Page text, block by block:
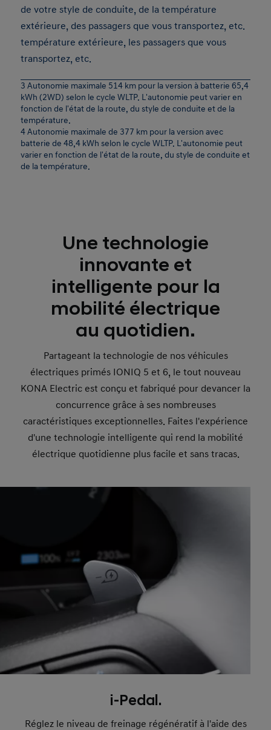
de votre style de conduite, de la température
extérieure, des passagers que vous transportez, etc.
température extérieure, les passagers que vous
transportez, etc.
3 Autonomie maximale 514 km pour la version à batterie 65,4
kWh (2WD) selon le cycle WLTP. L'autonomie peut varier en
fonction de l'état de la route, du style de conduite et de la
température.
4 Autonomie maximale de 377 km pour la version avec
batterie de 48,4 kWh selon le cycle WLTP. L'autonomie peut
varier en fonction de l'état de la route, du style de conduite et
de la température.
Une technologie
innovante et
intelligente pour la
mobilité électrique
au quotidien.
Partageant la technologie de nos véhicules
électriques primés IONIQ 5 et 6, le tout nouveau
KONA Electric est conçu et fabriqué pour devancer la
concurrence grâce à ses nombreuses
caractéristiques exceptionnelles. Faites l'expérience
d'une technologie intelligente qui rend la mobilité
électrique quotidienne plus facile et sans tracas.
i-Pedal.
Réglez le niveau de freinage régénératif à l'aide des